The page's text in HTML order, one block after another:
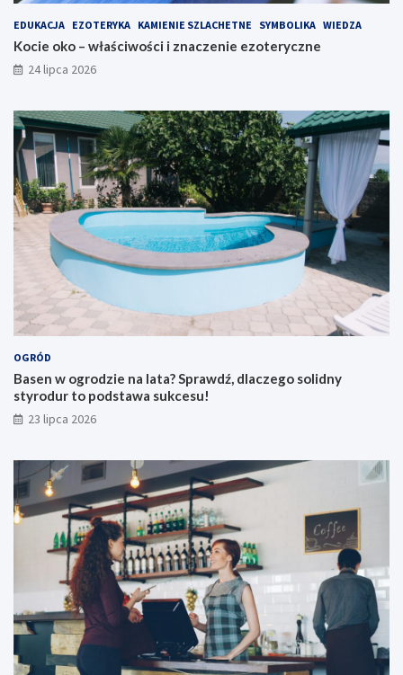
EDUKACJA EZOTERYKA KAMIENIE SZLACHETNE SYMBOLIKA WIEDZA
Kocie oko – właściwości i znaczenie ezoteryczne
24 lipca 2026
OGRÓD
Basen w ogrodzie na lata? Sprawdź, dlaczego solidny
styrodur to podstawa sukcesu!
23 lipca 2026